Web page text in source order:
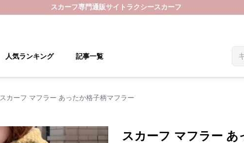
スカーフ専門通販サイト ラクシースカーフ
人気ランキング 記事一覧
スカーフ マフラー あったか格子柄マフラー
スカーフ マフラー あ